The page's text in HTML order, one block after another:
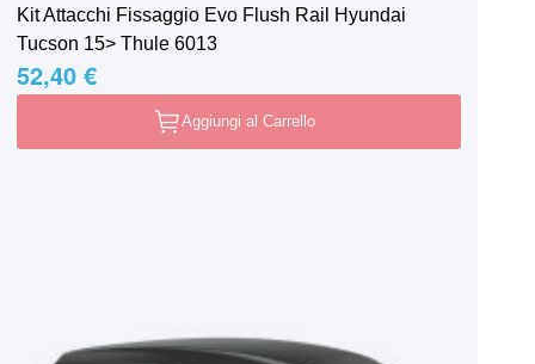
Kit Attacchi Fissaggio Evo Flush Rail Hyundai
Tucson 15> Thule 6013
52,40 €
Aggiungi al Carrello